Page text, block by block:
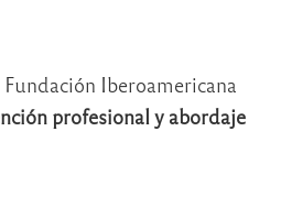
Iberoamericana
profesional y abordaje